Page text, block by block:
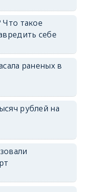
такое
себе
раненых в
рублей на